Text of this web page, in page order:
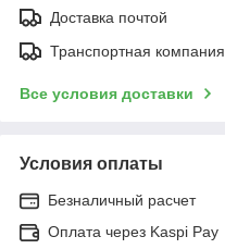
Доставка почтой
Транспортная компания
Все условия доставки
Условия оплаты
Безналичный расчет
Оплата через Kaspi Pay